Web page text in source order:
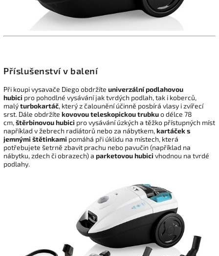
Příslušenství v balení
Při koupi vysavače Diego obdržíte univerzální podlahovou
hubici pro pohodlné vysávání jak tvrdých podlah, tak i koberců,
malýturbokartáč, který z čalounění účinně posbírá vlasy i zvířecí
srst. Dále obdržíte kovovou teleskopickou trubkuo délce 78
cm,štěrbinovou hubici pro vysávání úzkých a těžko přístupných míst
například v žebrech radiátorů nebo za nábytkem,kartáček s
jemnými štětinkami pomáhá při úklidu na místech, která
potřebujete šetrně zbavit prachu nebo pavučin (například na
nábytku, zdech či obrazech) a parketovou hubici vhodnou na tvrdé
podlahy.